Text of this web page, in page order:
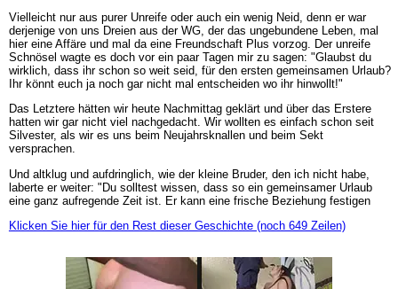
Vielleicht nur aus purer Unreife oder auch ein wenig Neid, denn er war
derjenige von uns Dreien aus der WG, der das ungebundene Leben, mal
hier eine Affäre und mal da eine Freundschaft Plus vorzog. Der unreife
Schnösel wagte es doch vor ein paar Tagen mir zu sagen: "Glaubst du
wirklich, dass ihr schon so weit seid, für den ersten gemeinsamen Urlaub?
Ihr könnt euch ja noch gar nicht mal entscheiden wo ihr hinwollt!"
Das Letztere hätten wir heute Nachmittag geklärt und über das Erstere
hatten wir gar nicht viel nachgedacht. Wir wollten es einfach schon seit
Silvester, als wir es uns beim Neujahrsknallen und beim Sekt
versprachen.
Und altklug und aufdringlich, wie der kleine Bruder, den ich nicht habe,
laberte er weiter: "Du solltest wissen, dass so ein gemeinsamer Urlaub
eine ganz aufregende Zeit ist. Er kann eine frische Beziehung festigen
Klicken Sie hier für den Rest dieser Geschichte (noch 649 Zeilen)